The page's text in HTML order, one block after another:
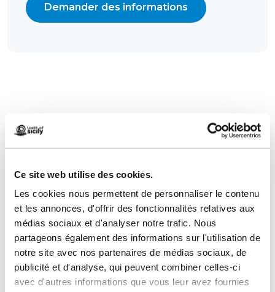
Ce site web utilise des cookies.
Les cookies nous permettent de personnaliser le contenu
et les annonces, d'offrir des fonctionnalités relatives aux
médias sociaux et d'analyser notre trafic. Nous
partageons également des informations sur l'utilisation de
notre site avec nos partenaires de médias sociaux, de
publicité et d'analyse, qui peuvent combiner celles-ci
avec d'autres informations que vous leur avez fournies
Demander des informations
Répondons à vos questions
Planifiez vos vacances
Contactez-nous
Nous avons créé ce site Internet comme un
outil pour vous offrir des vacances parfaites